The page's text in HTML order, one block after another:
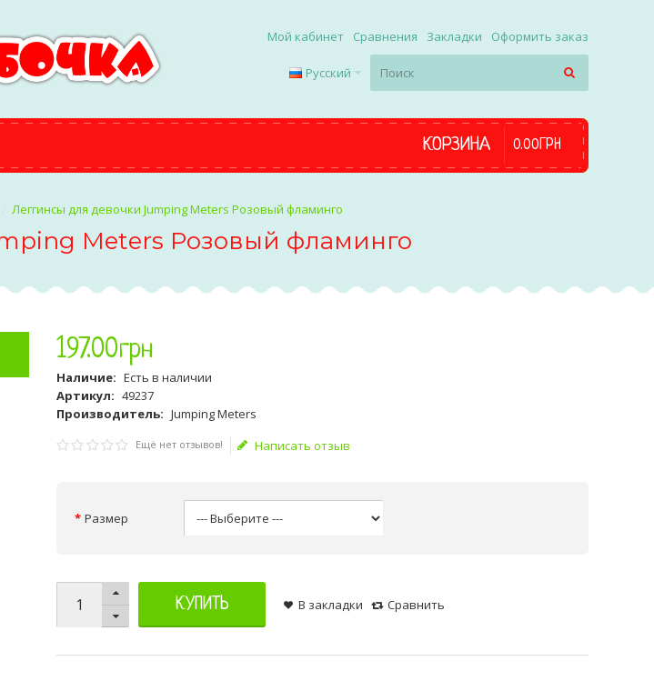
Мой кабинет Сравнения Закладки Оформить заказ
Русский
КОРЗИНА 0.00ГРН
Леггинсы для девочки Jumping Meters Розовый фламинго
Meters Розовый фламинго
197.00грн
Наличие: Есть в наличии
Артикул: 49237
Производитель: Jumping Meters
Ещё нет отзывов! Написать отзыв
Размер
КУПИТЬ В закладки Сравнить